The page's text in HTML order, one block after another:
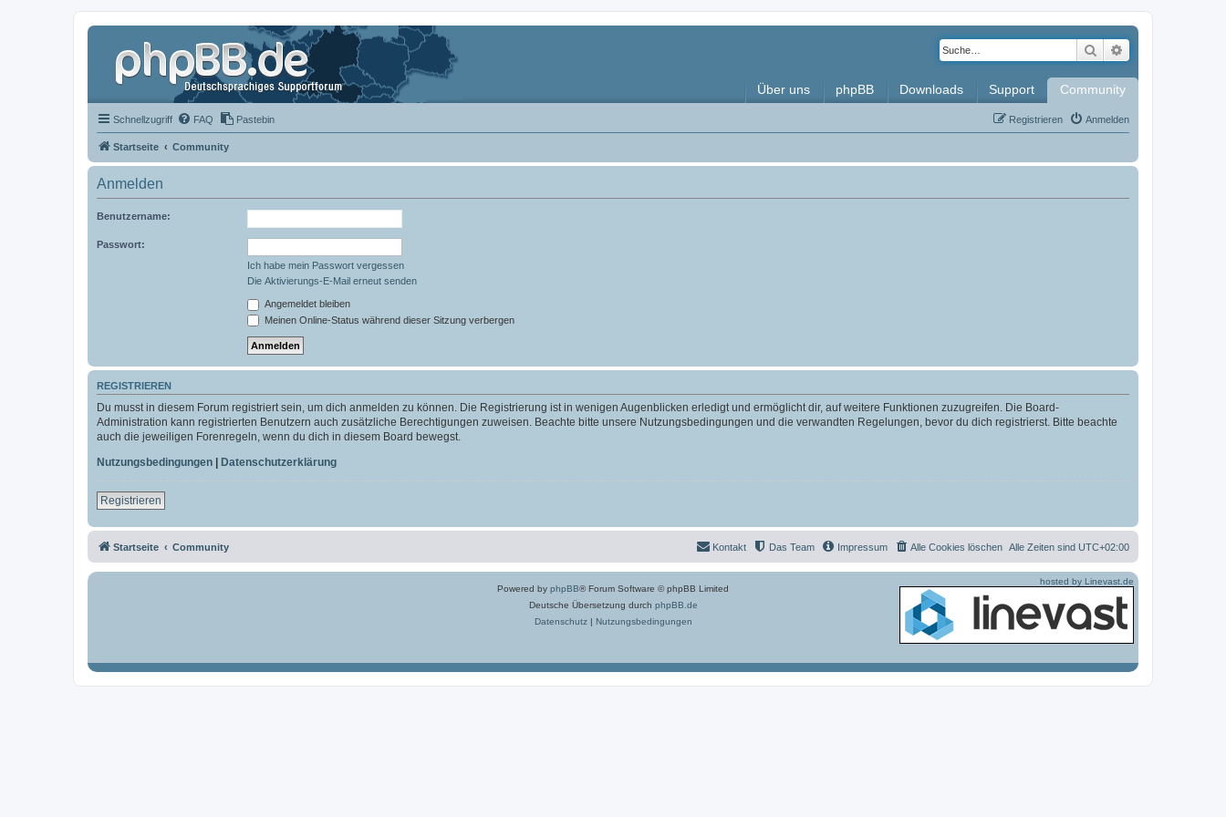
Suche
Über uns phpBB Downloads Support Community
Schnellzugriff FAQ Pastebin Anmelden
Registrieren
Startseite Community
Anmelden
Benutzername:
Passwort:
Ich habe mein Passwort vergessen
Die Aktivierungs-E-Mail erneut senden
Angemeldet bleiben
Meinen Online-Status während dieser Sitzung verbergen
REGISTRIEREN
Du musst in diesem Forum registriert sein, um dich anmelden zu können. Die Registrierung ist in wenigen Augenblicken erledigt und ermöglicht dir, auf weitere Funktionen zuzugreifen. Die Board-
Administration kann registrierten Benutzern auch zusätzliche Berechtigungen zuweisen. Beachte bitte unsere Nutzungsbedingungen und die verwandten Regelungen, bevor du dich registrierst. Bitte beachte
auch die jeweiligen Forenregeln, wenn du dich in diesem Board bewegst.
Nutzungsbedingungen | Datenschutzerklärung
Registrieren
Startseite Community Alle Zeiten sind UTC+02:00
Alle Cookies löschen
Impressum
Das Team
Kontakt
Powered by phpBB® Forum Software © phpBB Limited
Deutsche Übersetzung durch phpBB.de
Datenschutz| Nutzungsbedingungen
hosted by Linevast.de